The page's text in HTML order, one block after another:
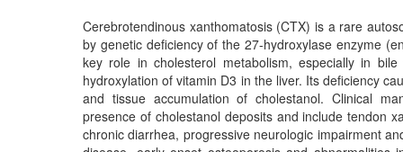
Cerebrotendinous xanthomatosis (CTX) is a rare
by genetic deficiency of the 27-hydroxylase enzyme
key role in cholesterol metabolism, especially in
hydroxylation of vitamin D3 in the liver. Its deficiency
and tissue accumulation of cholestanol. Clinical
presence of cholestanol deposits and include tendon
chronic diarrhea, progressive neurologic impairment